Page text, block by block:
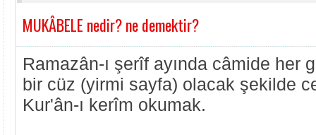
MUKÂBELE nedir? ne demektir?
Ramazân-ı şerîf ayında câmide her
bir cüz (yirmi sayfa) olacak şekilde
Kur'ân-ı kerîm okumak.